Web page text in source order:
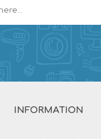
INFORMATION